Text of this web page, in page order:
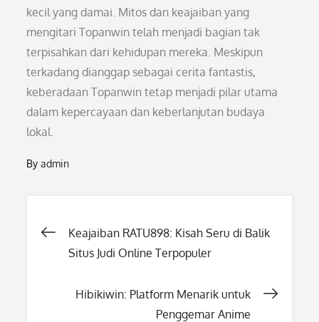
kecil yang damai. Mitos dan keajaiban yang
mengitari Topanwin telah menjadi bagian tak
terpisahkan dari kehidupan mereka. Meskipun
terkadang dianggap sebagai cerita fantastis,
keberadaan Topanwin tetap menjadi pilar utama
dalam kepercayaan dan keberlanjutan budaya
lokal.
Byadmin
Post
Keajaiban RATU898: Kisah Seru di Balik
Situs Judi Online Terpopuler
Hibikiwin: Platform Menarik untuk
Penggemar Anime